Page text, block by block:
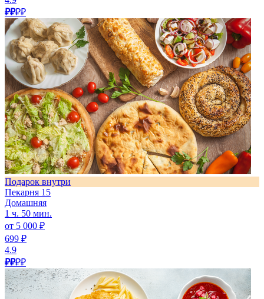
₽₽₽₽
Подарок внутри
Пекарня 15
Домашняя
1 ч. 50 мин.
от 5 000 ₽
699 ₽
4.9
₽₽₽₽